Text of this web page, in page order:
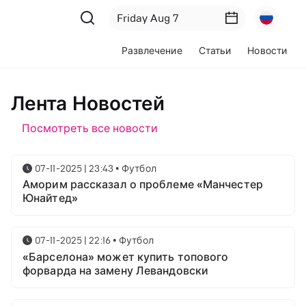
Развлечение Статьи Новости
Лента Новостей
Посмотреть все новости
07-11-2025 | 23:43 • Футбол
Аморим рассказал о проблеме «Манчестер
Юнайтед»
07-11-2025 | 22:16 • Футбол
«Барселона» может купить топового
форварда на замену Левандовски